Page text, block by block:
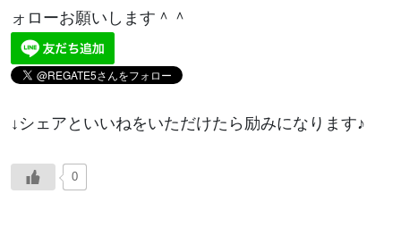
ォローお願いします＾＾
↓シェアといいねをいただけたら励みになります♪
0